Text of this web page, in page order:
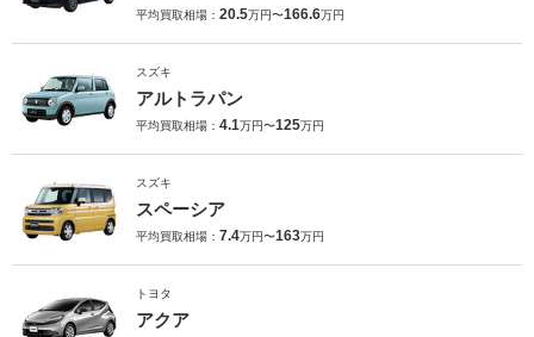
平均買取相場： 20.5万円〜166.6万円
スズキ
アルトラパン
平均買取相場： 4.1万円〜125万円
スズキ
スペーシア
平均買取相場： 7.4万円〜163万円
トヨタ
アクア